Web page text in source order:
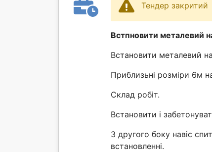
Тендер закритий
Встпновити металевий
Встановити металевий
Приблизьні розміри 6м
Склад робіт.
Встановити і
З другого боку навіс
встановленні.